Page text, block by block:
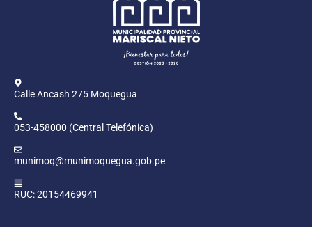
Calle Ancash 275 Moquegua
053-458000 (Central Telefónica)
munimoq@munimoquegua.gob.pe
RUC: 20154469941